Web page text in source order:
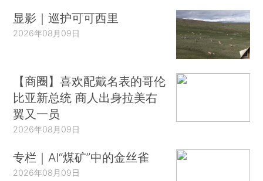
显影｜巡护可可西里
2026年08月09日
【商圈】喜欢配戴名表的哥伦
比亚新总统 商人出身拉美右
翼又一员
2026年08月09日
专栏｜AI“煤矿”中的金丝雀
2026年08月09日